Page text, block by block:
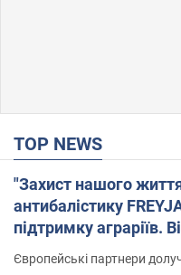
TOP NEWS
"Захист нашого
антибалістику
підтримку аграріїв.
Європейські партнери